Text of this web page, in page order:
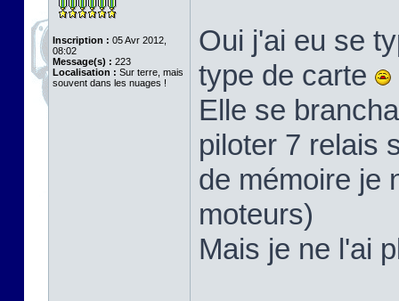
Inscription : 05 Avr 2012,
08:02
Message(s) : 223
Localisation : Sur terre, mais
souvent dans les nuages !
Oui j'ai eu se
type de carte
Elle se
piloter 7 relais
de mémoire je
moteurs)
Mais je ne l'ai